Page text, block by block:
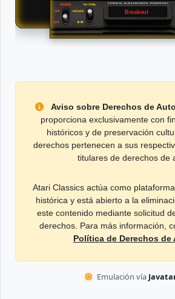
Breakout
Aviso sobre Derechos de
proporciona exclusivamente con
históricos y de preservación
derechos pertenecen a sus
titulares de derechos de
Atari Classics actúa como
histórica y está abierto a la
este contenido mediante solicitud
derechos. Para más información,
Política de Derechos de
Emulación vía